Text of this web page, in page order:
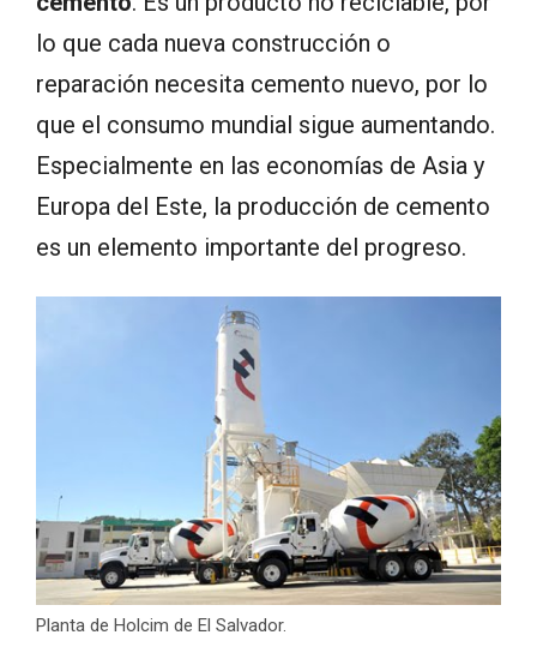
lo que cada nueva construcción o
reparación necesita cemento nuevo, por lo
que el consumo mundial sigue aumentando.
Especialmente en las economías de Asia y
Europa del Este, la producción de cemento
es un elemento importante del progreso.
Planta de Holcim de El Salvador.